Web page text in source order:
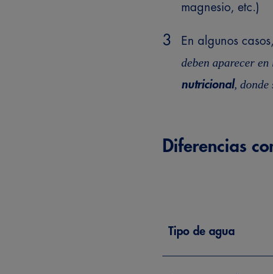
magnesio, etc.)
En algunos casos,
deben aparecer en
nutricional, donde
Diferencias
Tipo de agua